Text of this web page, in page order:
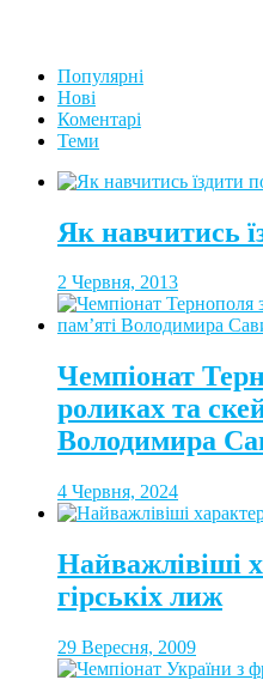
Популярні
Нові
Коментарі
Теми
Як навчитись
2 Червня, 2013
Чемпіонат
роликах та
Володимира
4 Червня, 2024
Найважлівіші
гірськіх лиж
29 Вересня, 2009